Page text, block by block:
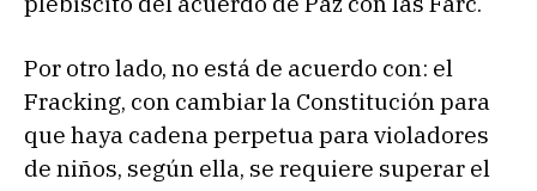
Por otro lado, no está de acuerdo con: el
Fracking, con cambiar la Constitución para
que haya cadena perpetua para violadores
de niños, según ella, se requiere superar el